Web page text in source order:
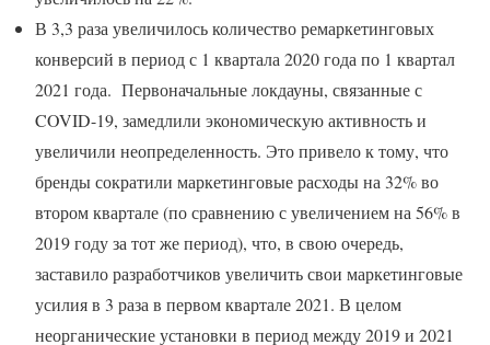
В 3,3 раза увеличилось количество ремаркетинговых
конверсий в период с 1 квартала 2020 года по 1 квартал
2021 года. Первоначальные локдауны, связанные с
COVID-19, замедлили экономическую активность и
увеличили неопределенность. Это привело к тому, что
бренды сократили маркетинговые расходы на 32% во
втором квартале (по сравнению с увеличением на 56% в
2019 году за тот же период), что, в свою очередь,
заставило разработчиков увеличить свои маркетинговые
усилия в 3 раза в первом квартале 2021. В целом
неорганические установки в период между 2019 и 2021